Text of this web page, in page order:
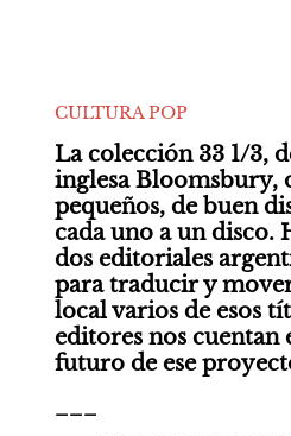
CULTURA POP
La colección 33 1/3,
inglesa Bloomsbury,
pequeños, de buen
cada uno a un disco.
dos editoriales
para traducir y
local varios de esos
editores nos cuentan
futuro de ese